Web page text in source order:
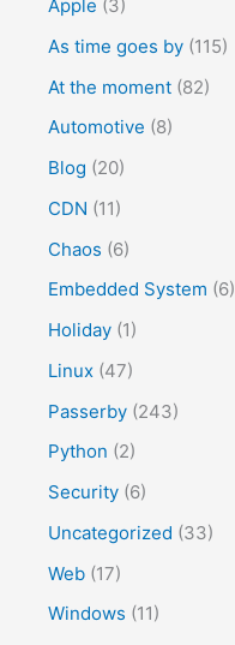
Apple (3)
As time goes by (115)
At the moment (82)
Automotive (8)
Blog (20)
CDN (11)
Chaos (6)
Embedded System (6)
Holiday (1)
Linux (47)
Passerby (243)
Python (2)
Security (6)
Uncategorized (33)
Web (17)
Windows (11)